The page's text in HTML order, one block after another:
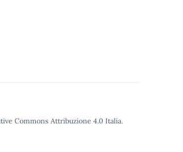
Commons Attribuzione 4.0 Italia.